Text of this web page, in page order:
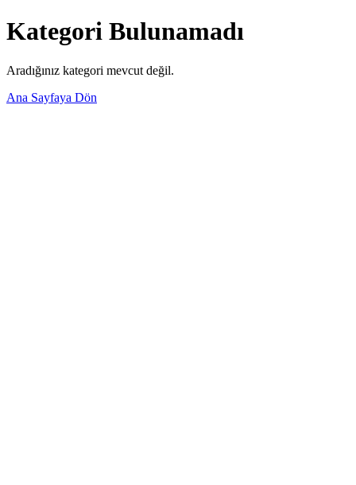
Kategori Bulunamadı
Aradığınız kategori mevcut değil.
Ana Sayfaya Dön